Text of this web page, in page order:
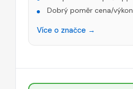
Dobrý poměr cena/výkon
Více o značce →